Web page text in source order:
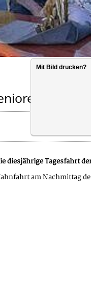
innen
diesjährige Tagesfahrt
am Nachmittag
Mit Bild drucken?